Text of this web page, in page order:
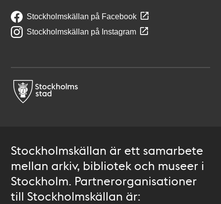
Stockholmskällan på Facebook
Stockholmskällan på Instagram
Stockholmskällan är ett samarbete
mellan arkiv, bibliotek och museer i
Stockholm. Partnerorganisationer
till Stockholmskällan är: